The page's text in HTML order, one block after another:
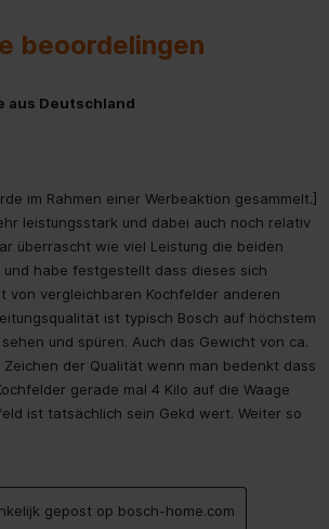
middenachter
linksachter
middenachter
beoordelingen
aus Deutschland
im Rahmen einer Werbeaktion gesammelt.]
leistungsstark und dabei auch noch relativ
überrascht wie viel Leistung die beiden
und habe festgestellt dass dieses sich
von vergleichbaren Kochfelder anderen
ist typisch Bosch auf höchstem
und spüren. Auch das Gewicht von ca.
der Qualität wenn man bedenkt dass
gerade mal 4 Kilo auf die Waage
ist tatsächlich sein Gekd wert. Weiter so
gepost op bosch-home.com